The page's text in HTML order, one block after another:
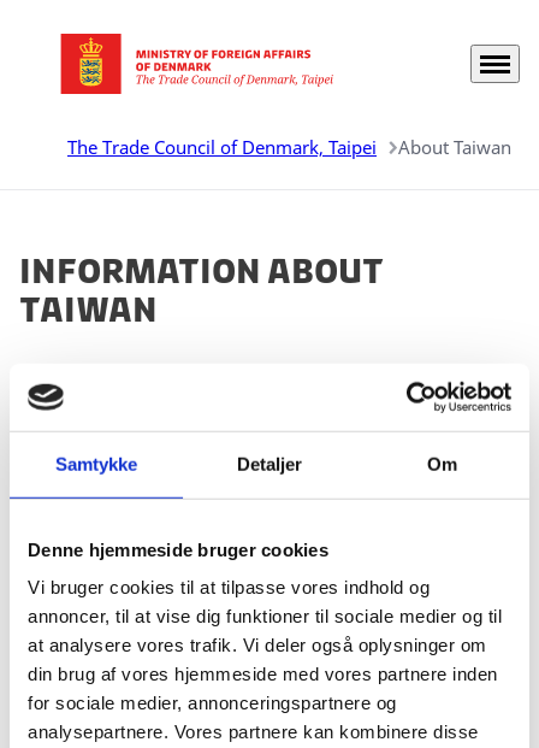
Samtykke Detaljer Om
Denne hjemmeside bruger cookies
Vi bruger cookies til at tilpasse vores indhold og
annoncer, til at vise dig funktioner til sociale medier og til
at analysere vores trafik. Vi deler også oplysninger om
din brug af vores hjemmeside med vores partnere inden
for sociale medier, annonceringspartnere og
analysepartnere. Vores partnere kan kombinere disse
Go to frontpage Menu
The Trade Council of Denmark, Taipei About Taiwan
Information about
Taiwan
Taiwan is increasingly drawing travellers of all kinds,
and the following pages will provide you general
information about Taiwan that will surely prove useful
whether you choose to visit the island for work,
studies or tourism.
Culture and business
Study in Taiwan